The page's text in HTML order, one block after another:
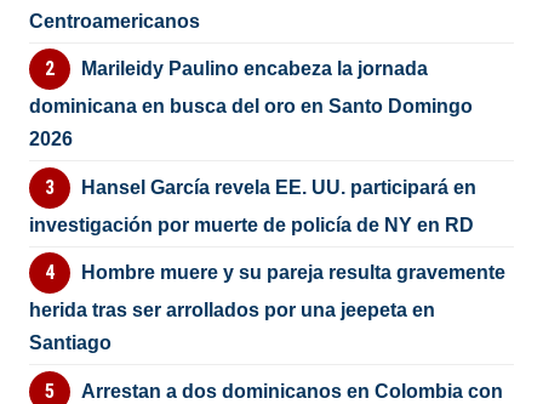
Centroamericanos
Marileidy Paulino encabeza la jornada
dominicana en busca del oro en Santo Domingo
2026
Hansel García revela EE. UU. participará en
investigación por muerte de policía de NY en RD
Hombre muere y su pareja resulta gravemente
herida tras ser arrollados por una jeepeta en
Santiago
Arrestan a dos dominicanos en Colombia con